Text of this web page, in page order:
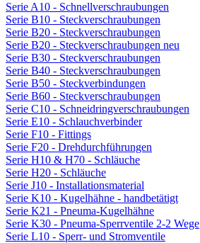
Serie A10 - Schnellverschraubungen
Serie B10 - Steckverschraubungen
Serie B20 - Steckverschraubungen
Serie B20 - Steckverschraubungen neu
Serie B30 - Steckverschraubungen
Serie B40 - Steckverschraubungen
Serie B50 - Steckverbindungen
Serie B60 - Steckverschraubungen
Serie C10 - Schneidringverschraubungen
Serie E10 - Schlauchverbinder
Serie F10 - Fittings
Serie F20 - Drehdurchführungen
Serie H10 & H70 - Schläuche
Serie H20 - Schläuche
Serie J10 - Installationsmaterial
Serie K10 - Kugelhähne - handbetätigt
Serie K21 - Pneuma-Kugelhähne
Serie K30 - Pneuma-Sperrventile 2-2 Wege
Serie L10 - Sperr- und Stromventile